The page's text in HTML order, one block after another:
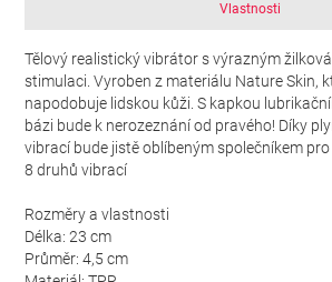
Vlastnosti
Tělový realistický vibrátor s výrazným
stimulaci. Vyroben z materiálu Nature Skin,
napodobuje lidskou kůži. S kapkou
bázi bude k nerozeznání od pravého! Díky
vibrací bude jistě oblíbeným společníkem
8 druhů vibrací
Rozměry a vlastnosti
Délka: 23 cm
Průměr: 4,5 cm